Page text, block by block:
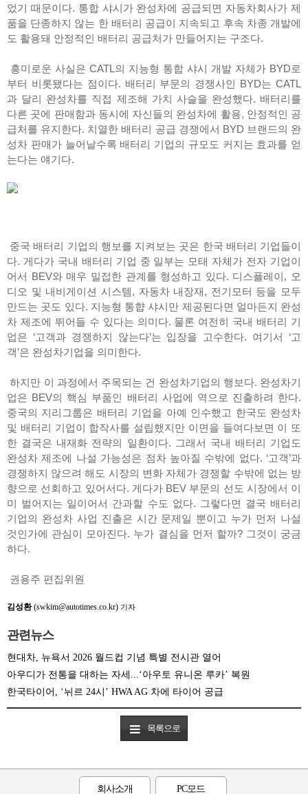
었기 때문이다. 통합 샤시가 완성차에 공급되면 자동차회사가 제
품을 단종하지 않는 한 배터리 공급이 지속되고 후속 차종 개발에
도 활용돼 안정적인 배터리 공급처가 만들어지는 구조다.
흥미로운 사실은 CATL의 지능형 통합 샤시 개발 자체가 BYD로
부터 비롯됐다는 점이다. 배터리 부문의 경쟁사인 BYD는 CATL
과 달리 완성차를 직접 제조해 가치 사슬을 완성했다. 배터리를
다른 곳에 판매함과 동시에 자신들의 완성차에 활용, 안정적인 공
급처를 유지한다. 치열한 배터리 공급 경쟁에서 BYD 브랜드의 완
성차 판매가 늘어날수록 배터리 기업의 규모도 커지는 효과를 얻
는다는 얘기다.
중국 배터리 기업의 행보를 지켜보는 곳은 한국 배터리 기업들이
다. 게다가 국내 배터리 기업 중 일부는 모태 자체가 전자 기업이
어서 BEV와 매우 밀접한 관계를 형성하고 있다. 디스플레이, 오
디오 및 내비게이션 시스템, 자동차 내장재, 전기모터 등을 모두
만드는 곳도 있다. 지능형 통햡 샤시만 제공된다면 얼마든지 완성
차 제조에 뛰어들 수 있다는 의미다. 물론 여전히 국내 배터리 기
업은 ‘고객과 경쟁하지 않는다’는 입장을 고수한다. 여기서 ‘고
객’은 완성차기업을 의미한다.
하지만 이 과정에서 주목되는 건 완성차기업의 행보다. 완성차기
업은 BEV의 핵심 부품인 배터리 사업에 역으로 진출하려 한다.
중국의 지리그룹은 배터리 기업을 아예 인수했고 한국도 완성차
및 배터리 기업이 합작사를 설립했지만 이면을 들여다보면 이 또
한 결국은 내재화 전략의 일환이다. 그래서 국내 배터리 기업도
완성차 제조에 나설 가능성은 점차 높아질 수밖에 없다. ‘고객’과
경쟁하지 않으려 해도 시장의 변화 자체가 경쟁할 수밖에 없는 방
향으로 선회하고 있어서다. 게다가 BEV 부문의 선도 시장에서 이
미 벌어지는 일이어서 간과할 수도 없다. 그렇다면 결국 배터리
기업의 완성차 사업 진출은 시간 문제일 뿐이고 누가 먼저 나설
것인가에 관심이 모아진다. 누가 결심을 먼저 할까? 그것이 궁금
하다.
권용주 편집위원
김성환(swkim@autotimes.co.kr) 기자
관련뉴스
현대차, 뉴욕서 2026 월드컵 기념 특별 전시관 열어
아우디가 전통을 대하는 자세...‘아우토 유니온 루카’ 복원
한국타이어, ‘뉘르 24시’ HWA AG 차에 타이어 공급
목록으로
회사소개 PC모드